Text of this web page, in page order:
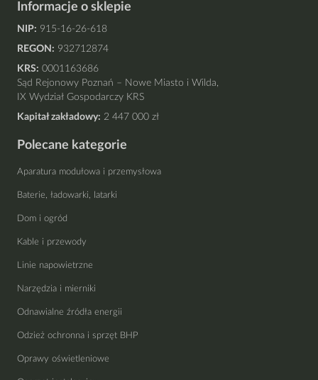
Informacje o sklepie
NIP: 915-16-26-618
REGON: 932712874
KRS: 0001163686
Sąd Rejonowy Poznań – Nowe Miasto i Wilda,
IX Wydział Gospodarczy KRS
Kapitał zakładowy: 2 447 000 zł
Polecane kategorie
Aparatura modułowa i przemysłowa
Baterie, ładowarki, latarki
Dom i ogród
Kable i przewody
Linie napowietrzne
Narzędzia i mierniki
Odnawialne źródła energii
Odzież ochronna i sprzęt BHP
Oprawy oświetleniowe